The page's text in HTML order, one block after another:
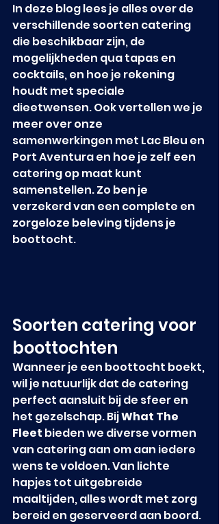
In deze blog lees je alles over de
verschillende soorten catering
die beschikbaar zijn, de
mogelijkheden qua tapas en
cocktails, en hoe je rekening
houdt met speciale
dieetwensen. Ook vertellen we je
meer over onze
samenwerkingen met Lac Bleu en
Port Aventura en hoe je zelf een
catering op maat kunt
samenstellen. Zo ben je
verzekerd van een complete en
zorgeloze beleving tijdens je
boottocht.
Soorten catering voor
boottochten
Wanneer je een boottocht boekt,
wil je natuurlijk dat de catering
perfect aansluit bij de sfeer en
het gezelschap. Bij What The
Fleet bieden we diverse vormen
van catering aan om aan iedere
wens te voldoen. Van lichte
hapjes tot uitgebreide
maaltijden, alles wordt met zorg
bereid en geserveerd aan boord.